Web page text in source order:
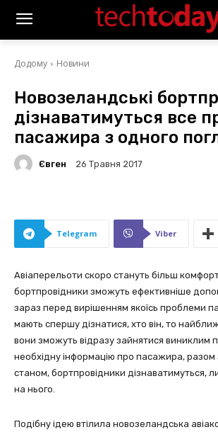
Додому Новини
Новозеландські
дізнаватимуться все
пасажира з одного
Євген 26 Травня 2017
Telegram Viber
Авіаперельоти скоро стануть більш
бортпровідники зможуть ефективніше
зараз перед вирішенням якоїсь проблеми
мають спершу дізнатися, хто він, то
вони зможуть відразу зайнятися виниклим
необхідну інформацію про пасажира, разом
станом, бортпровідники дізнаватимуться,
на нього.
Подібну ідею втілила новозеландська